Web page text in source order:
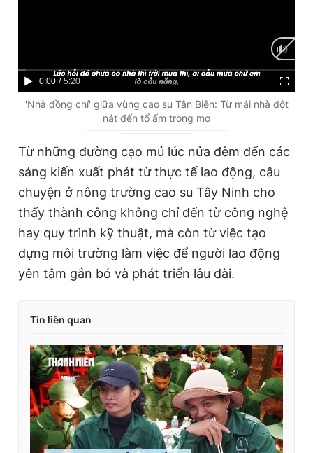
C
u
m
0:00 / D
u
t
o
5:20
'Nhà đồng chí' giữa vùng cao su Tân Biên: Từ mái nhà dột
nát đến tổ ấm trong mơ
Từ những đường cạo mủ lúc nửa đêm đến các
sáng kiến xuất phát từ thực tế lao động, câu
chuyện ở nông trường cao su Tây Ninh cho
thấy thành công không chỉ đến từ công nghệ
hay quy trình kỹ thuật, mà còn từ việc tạo
dựng môi trường làm việc để người lao động
yên tâm gắn bó và phát triển lâu dài.
Tin liên quan